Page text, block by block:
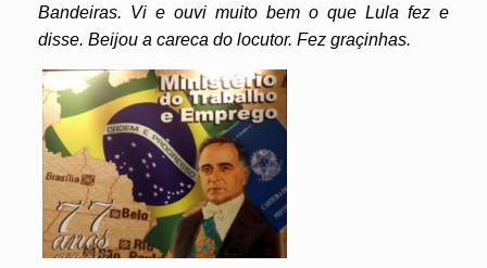
Bandeiras. Vi e ouvi muito bem o que Lula fez e
disse. Beijou a careca do locutor. Fez graçinhas.